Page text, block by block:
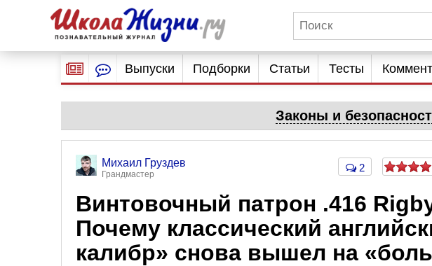
Выпуски Подборки Статьи Тесты
Законы и
Михаил Груздев
Грандмастер
2
Винтовочный патрон .416
Почему классический
калибр» снова вышел на